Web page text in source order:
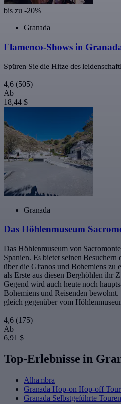
bis zu -20%
Granada
Flamenco-Shows in
Spüren Sie die Hitze des
4,6 (505)
Ab
18,44 $
Granada
Das Höhlenmuseum
Das Höhlenmuseum von
Spanien. Es bietet seinen Besuchern
über die Gitanos und Bohemiens zu
als Erste aus diesen Berghöhlen ihr
Gegend wird auch heute noch
Bohemiens und Reisenden
gleich gegenüber vom
4,6 (175)
Ab
6,91 $
Top-Erlebnisse in
Alhambra
Granada Hop-on Hop-off
Granada Selbstgeführte Touren